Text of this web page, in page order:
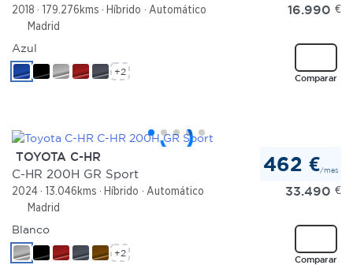
2018 179.276kms Híbrido
Automático
Madrid
16.990 €
Comparar
Azul
+2
TOYOTA C-HR
C-HR 200H GR Sport
2024 13.046kms Híbrido
Automático
Madrid
462 €/mes
33.490 €
Comparar
Blanco
+2